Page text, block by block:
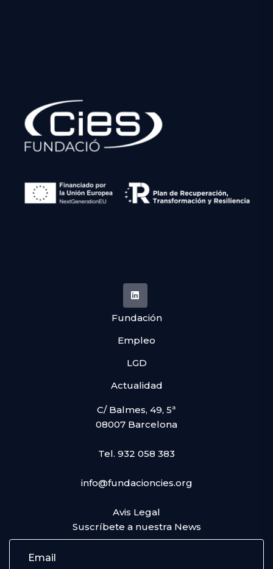
Fundación
Empleo
LGD
Actualidad
C/ Balmes, 49, 5ª
08007 Barcelona
Tel. 932 058 383
info@fundacioncies.org
Avis Legal
Suscríbete a nuestra News